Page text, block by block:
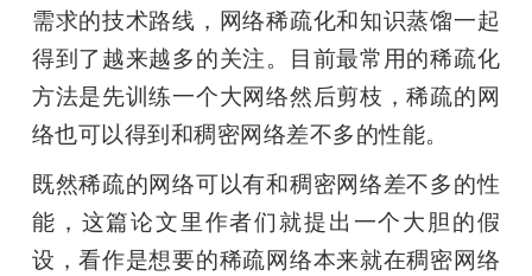
需求的技术路线，网络稀疏化和知识蒸馏一起
得到了越来越多的关注。目前最常用的稀疏化
方法是先训练一个大网络然后剪枝，稀疏的网
络也可以得到和稠密网络差不多的性能。
既然稀疏的网络可以有和稠密网络差不多的性
能，这篇论文里作者们就提出一个大胆的假
设，看作是想要的稀疏网络本来就在稠密网络